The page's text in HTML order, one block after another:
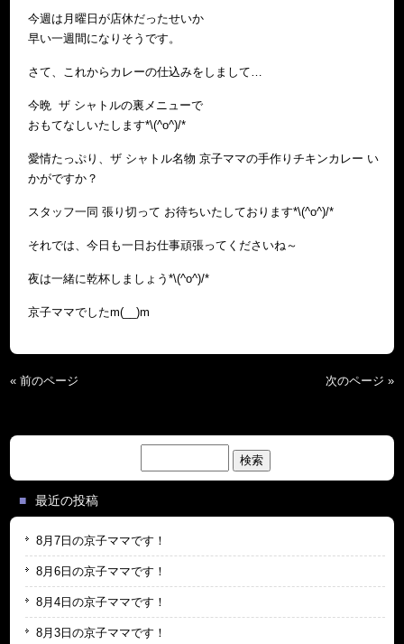
今週は月曜日が店休だったせいか
早い一週間になりそうです。
さて、これからカレーの仕込みをしまして…
今晩 ザ シャトルの裏メニューで
おもてなしいたします*\(^o^)/*
愛情たっぷり、ザ シャトル名物 京子ママの手作りチキンカレー い
かがですか？
スタッフ一同 張り切って お待ちいたしております*\(^o^)/*
それでは、今日も一日お仕事頑張ってくださいね～
夜は一緒に乾杯しましょう*\(^o^)/*
京子ママでしたm(__)m
« 前のページ 次のページ »
索:
最近の投稿
8月7日の京子ママです！
8月6日の京子ママです！
8月4日の京子ママです！
8月3日の京子ママです！